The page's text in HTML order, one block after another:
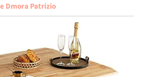
Dmora Patrizio